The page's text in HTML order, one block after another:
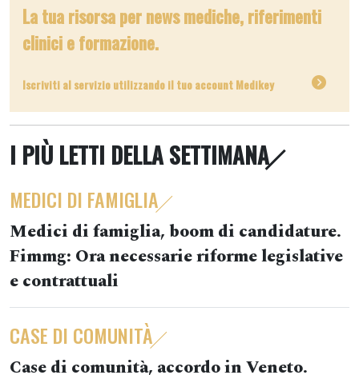
La tua risorsa per news mediche, riferimenti
clinici e formazione.
Iscriviti al servizio utilizzando il tuo account Medikey
I PIÙ LETTI DELLA SETTIMANA
MEDICI DI FAMIGLIA
Medici di famiglia, boom di candidature.
Fimmg: Ora necessarie riforme legislative
e contrattuali
CASE DI COMUNITÀ
Case di comunità, accordo in Veneto.